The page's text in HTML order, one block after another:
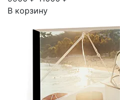
В корзину